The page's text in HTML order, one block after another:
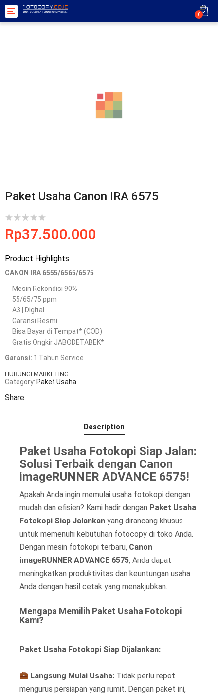
Toggle
navigation
0
Paket Usaha Canon IRA 6575
Rp37.500.000
Product Highlights
CANON IRA 6555/6565/6575
Mesin Rekondisi 90%
55/65/75 ppm
A3 | Digital
Garansi Resmi
Bisa Bayar di Tempat* (COD)
Gratis Ongkir JABODETABEK*
Garansi: 1 Tahun Service
HUBUNGI MARKETING
Category: Paket Usaha
Share:
Description
Paket Usaha Fotokopi Siap Jalan:
Solusi Terbaik dengan Canon
imageRUNNER ADVANCE 6575!
Apakah Anda ingin memulai usaha fotokopi dengan
mudah dan efisien? Kami hadir dengan Paket Usaha
Fotokopi Siap Jalankan yang dirancang khusus
untuk memenuhi kebutuhan fotocopy di toko Anda.
Dengan mesin fotokopi terbaru, Canon
imageRUNNER ADVANCE 6575, Anda dapat
meningkatkan produktivitas dan keuntungan usaha
Anda dengan hasil cetak yang menakjubkan.
Mengapa Memilih Paket Usaha Fotokopi
Kami?
Paket Usaha Fotokopi Siap Dijalankan:
Langsung Mulai Usaha: Tidak perlu repot
mengurus persiapan yang rumit. Dengan paket ini,